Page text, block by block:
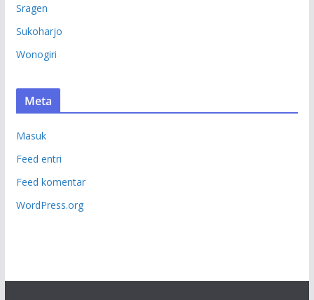
Sragen
Sukoharjo
Wonogiri
Meta
Masuk
Feed entri
Feed komentar
WordPress.org